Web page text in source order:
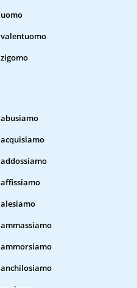
uomo
valentuomo
zigomo
abusiamo
acquisiamo
addossiamo
affissiamo
alesiamo
ammassiamo
ammorsiamo
anchilosiamo